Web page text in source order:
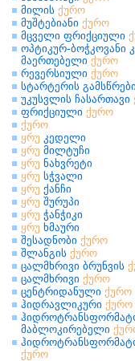
მილის ქურო
მუშტებიანი ქურო
მცველი ფრიქციული
ოპტიკურ-ბოჭკოვანი
მაერთებელი ქურო
რევერსიული ქურო
სტარტერის გამსწრები
უკუსვლის ჩასართავი
ფრიქციული ქურო
ქურო
ყრუ კედელი
ყრუ მილტუჩი
ყრუ ნახვრეტი
ყრუ სჭვალი
ყრუ ქანჩი
ყრუ შურუპი
ყრუ ჭანჭიკი
ყრუ ხმაური
შესადნობი ქურო
შლანგის ქურო
ცალმხრივი ბრუნვის
ცალმხრივი ქურო
ცენტრიდანული ქურო
ჰიდრავლიკური ქურო
მაბლოკირებელი
ქურო